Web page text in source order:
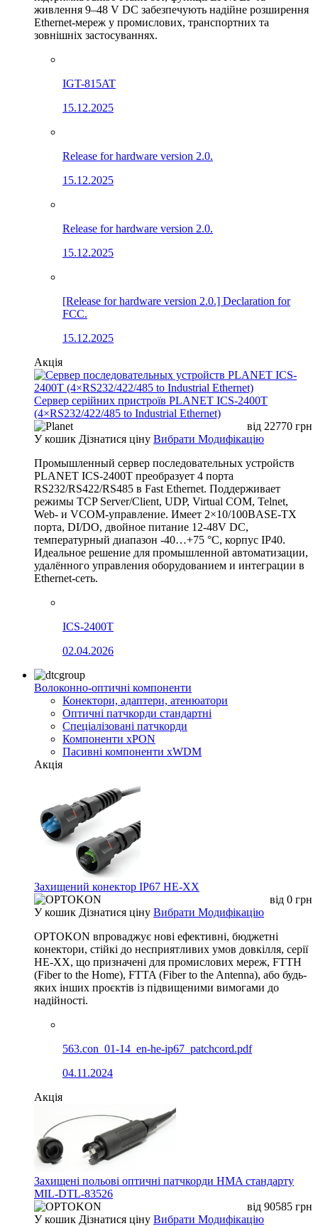
живлення 9–48 V DC забезпечують надійне розширення
Ethernet-мереж у промислових, транспортних та
зовнішніх застосуваннях.
IGT-815AT
15.12.2025
Release for hardware version 2.0.
15.12.2025
Release for hardware version 2.0.
15.12.2025
[Release for hardware version 2.0.] Declaration for
FCC.
15.12.2025
Акція
Сервер серійних пристроїв PLANET ICS-2400T
(4×RS232/422/485 to Industrial Ethernet)
від 22770 грн
У кошик Дізнатися ціну Вибрати Модифікацію
Промышленный сервер последовательных устройств
PLANET ICS-2400T преобразует 4 порта
RS232/RS422/RS485 в Fast Ethernet. Поддерживает
режимы TCP Server/Client, UDP, Virtual COM, Telnet,
Web- и VCOM-управление. Имеет 2×10/100BASE-TX
порта, DI/DO, двойное питание 12-48V DC,
температурный диапазон -40…+75 °C, корпус IP40.
Идеальное решение для промышленной автоматизации,
удалённого управления оборудованием и интеграции в
Ethernet-сеть.
ICS-2400T
02.04.2026
Волоконно-оптичні компоненти
Конектори, адаптери, атенюатори
Оптичні патчкорди стандартні
Спеціалізовані патчкорди
Компоненти xPON
Пасивні компоненти xWDM
Акція
Захищений конектор IP67 HE-XX
від 0 грн
У кошик Дізнатися ціну Вибрати Модифікацію
OPTOKON впроваджує нові ефективні, бюджетні
конектори, стійкі до несприятливих умов довкілля, серії
HE-XX, що призначені для промислових мереж, FTTH
(Fiber to the Home), FTTA (Fiber to the Antenna), або будь-
яких інших проєктів із підвищеними вимогами до
надійності.
563.con_01-14_en-he-ip67_patchcord.pdf
04.11.2024
Акція
Захищені польові оптичні патчкорди HMA стандарту
MIL-DTL-83526
від 90585 грн
У кошик Дізнатися ціну Вибрати Модифікацію